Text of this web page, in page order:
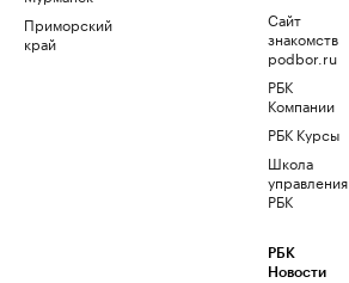
Приморский
край
Сайт
знакомств
podbor.ru
РБК
Компании
РБК Курсы
Школа
управления
РБК
РБК
Новости